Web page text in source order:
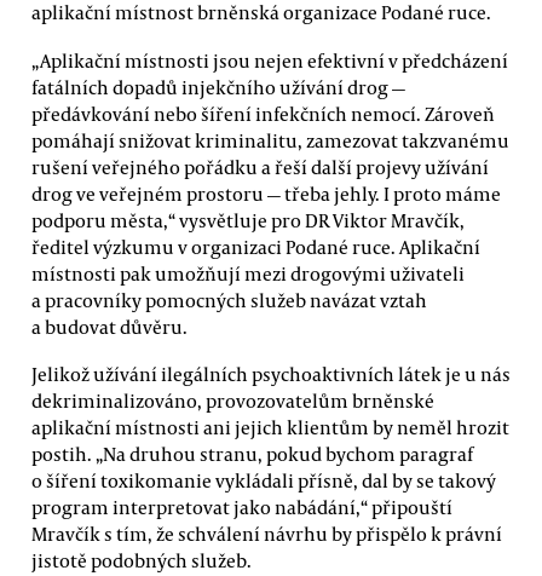
aplikační místnost brněnská organizace Podané ruce.
„Aplikační místnosti jsou nejen efektivní v předcházení
fatálních dopadů injekčního užívání drog —
předávkování nebo šíření infekčních nemocí. Zároveň
pomáhají snižovat kriminalitu, zamezovat takzvanému
rušení veřejného pořádku a řeší další projevy užívání
drog ve veřejném prostoru — třeba jehly. I proto máme
podporu města,“ vysvětluje pro DR Viktor Mravčík,
ředitel výzkumu v organizaci Podané ruce. Aplikační
místnosti pak umožňují mezi drogovými uživateli
a pracovníky pomocných služeb navázat vztah
a budovat důvěru.
Jelikož užívání ilegálních psychoaktivních látek je u nás
dekriminalizováno, provozovatelům brněnské
aplikační místnosti ani jejich klientům by neměl hrozit
postih. „Na druhou stranu, pokud bychom paragraf
o šíření toxikomanie vykládali přísně, dal by se takový
program interpretovat jako nabádání,“ připouští
Mravčík s tím, že schválení návrhu by přispělo k právní
jistotě podobných služeb.